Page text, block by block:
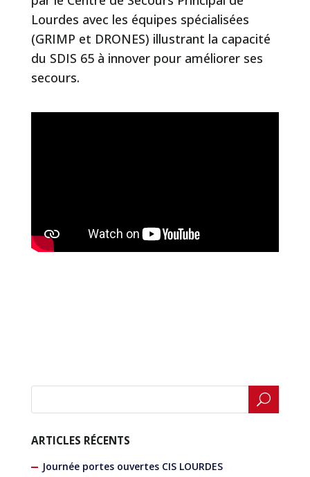
Lourdes avec les équipes spécialisées
(GRIMP et DRONES) illustrant la capacité
du SDIS 65 à innover pour améliorer ses
secours.
ARTICLES RÉCENTS
Journée portes ouvertes CIS LOURDES